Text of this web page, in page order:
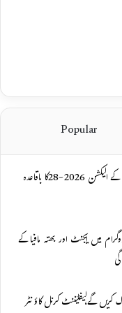
Popular
چیمبر آف کامرس اینڈ انڈسٹری کے الیکشن 2026-28کا باقاعدہ
میں ایجنٹ اور بھتہ مافیا کے
گے،لیفٹیننٹ کرنل کاؤنٹر